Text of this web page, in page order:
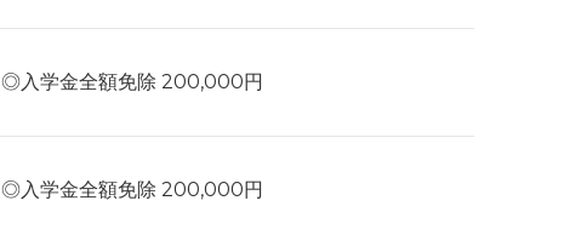
◎入学金全額免除 200,000円
◎入学金全額免除 200,000円